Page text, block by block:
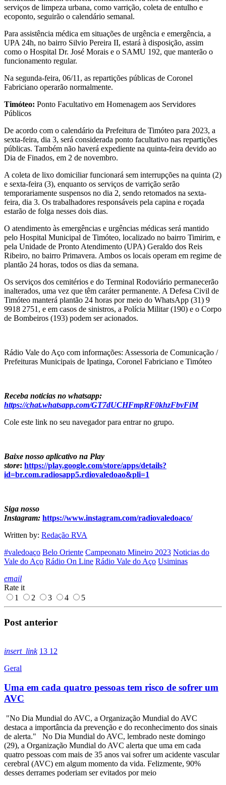
serviços de limpeza urbana, como varrição, coleta de entulho e
ecoponto, seguirão o calendário semanal.
Para assistência médica em situações de urgência e emergência, a
UPA 24h, no bairro Silvio Pereira II, estará à disposição, assim
como o Hospital Dr. José Morais e o SAMU 192, que manterão o
funcionamento regular.
Na segunda-feira, 06/11, as repartições públicas de Coronel
Fabriciano operarão normalmente.
Timóteo: Ponto Facultativo em Homenagem aos Servidores
Públicos
De acordo com o calendário da Prefeitura de Timóteo para 2023, a
sexta-feira, dia 3, será considerada ponto facultativo nas repartições
públicas. Também não haverá expediente na quinta-feira devido ao
Dia de Finados, em 2 de novembro.
A coleta de lixo domiciliar funcionará sem interrupções na quinta (2)
e sexta-feira (3), enquanto os serviços de varrição serão
temporariamente suspensos no dia 2, sendo retomados na sexta-
feira, dia 3. Os trabalhadores responsáveis pela capina e roçada
estarão de folga nesses dois dias.
O atendimento às emergências e urgências médicas será mantido
pelo Hospital Municipal de Timóteo, localizado no bairro Timirim, e
pela Unidade de Pronto Atendimento (UPA) Geraldo dos Reis
Ribeiro, no bairro Primavera. Ambos os locais operam em regime de
plantão 24 horas, todos os dias da semana.
Os serviços dos cemitérios e do Terminal Rodoviário permanecerão
inalterados, uma vez que têm caráter permanente. A Defesa Civil de
Timóteo manterá plantão 24 horas por meio do WhatsApp (31) 9
9918 2751, e em casos de sinistros, a Polícia Militar (190) e o Corpo
de Bombeiros (193) podem ser acionados.
Rádio Vale do Aço com informações: Assessoria de Comunicação /
Prefeituras Municipais de Ipatinga, Coronel Fabriciano e Timóteo
Receba noticias no whatsapp:
https://chat.whatsapp.com/GT7dUCHFmpRF0khzFbvFiM
Cole este link no seu navegador para entrar no grupo.
Baixe nosso aplicativo na Play
store: https://play.google.com/store/apps/details?
id=br.com.radiosapp5.rdiovaledoao&pli=1
Siga nosso
Instagram: https://www.instagram.com/radiovaledoaco/
Written by: Redação RVA
#valedoaço Belo Oriente Campeonato Mineiro 2023 Noticias do
Vale do Aço Rádio On Line Rádio Vale do Aço Usiminas
email
Rate it
1
2 3 4 5
Post anterior
insert_link 13 12
Geral
Uma em cada quatro pessoas tem risco de sofrer um
AVC
"No Dia Mundial do AVC, a Organização Mundial do AVC
destaca a importância da prevenção e do reconhecimento dos sinais
de alerta." No Dia Mundial do AVC, lembrado neste domingo
(29), a Organização Mundial do AVC alerta que uma em cada
quatro pessoas com mais de 35 anos vai sofrer um acidente vascular
cerebral (AVC) em algum momento da vida. Felizmente, 90%
desses derrames poderiam ser evitados por meio